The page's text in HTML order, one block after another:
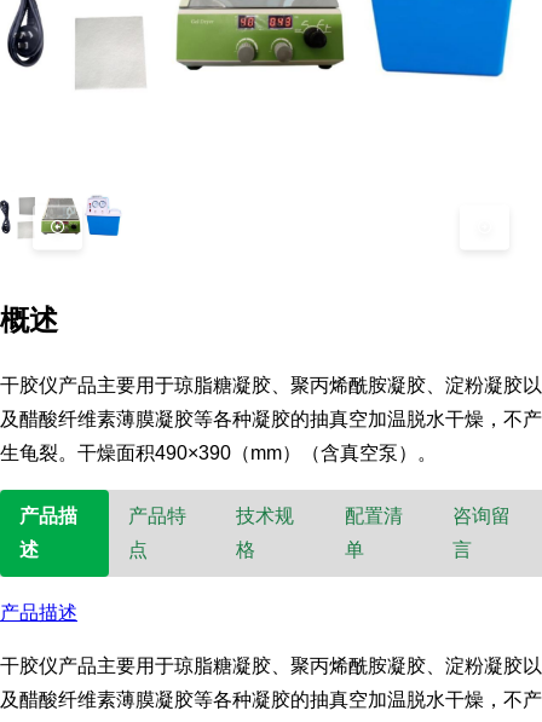
概述
干胶仪产品主要用于琼脂糖凝胶、聚丙烯酰胺凝胶、淀粉凝胶以
及醋酸纤维素薄膜凝胶等各种凝胶的抽真空加温脱水干燥，不产
生龟裂。干燥面积490×390（mm）（含真空泵）。
产品描
述
产品特
点
技术规
格
配置清
单
咨询留
言
产品描述
干胶仪产品主要用于琼脂糖凝胶、聚丙烯酰胺凝胶、淀粉凝胶以
及醋酸纤维素薄膜凝胶等各种凝胶的抽真空加温脱水干燥，不产